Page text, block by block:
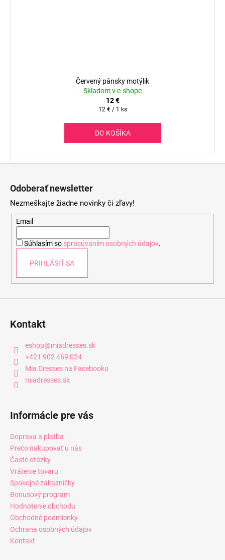
Červený pánsky motýlik
Skladom v e-shope
12 €
Jednotková
12 € / 1 ks
DO KOŠÍKA
Odoberať newsletter
Nezmeškajte žiadne novinky či zľavy!
Email
Súhlasím so spracúvaním osobných údajov.
PRIHLÁSIŤ SA
Kontakt
eshop@miadresses.sk
+421 902 469 024
Mia Dresses na Facebooku
miadresses.sk
Informácie pre vás
Doprava a platba
Prečo nakupovať u nás
Časté otázky
Vrátenie tovaru
Spokojné zákazníčky
Bonusový program
Hodnotenie obchodu
Obchodné podmienky
Ochrana osobných údajov
Kontakt